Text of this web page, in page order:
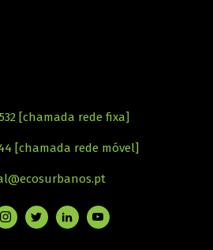
[chamada rede fixa]
[chamada rede móvel]